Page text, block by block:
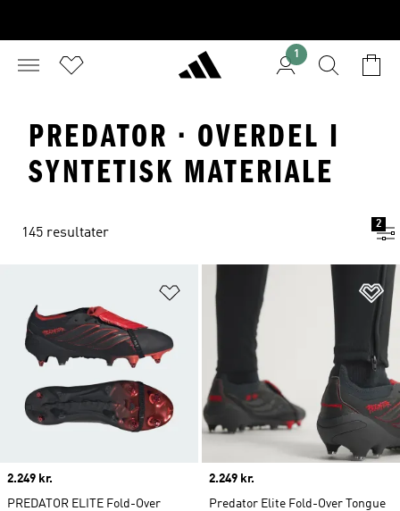
1
PREDATOR · OVERDEL I
SYNTETISK MATERIALE
145 resultater
2
Føj til ønskeliste
Price
2.249 kr.
PREDATOR ELITE Fold-Over
Price
2.249 kr.
Predator Elite Fold-Over Tongue